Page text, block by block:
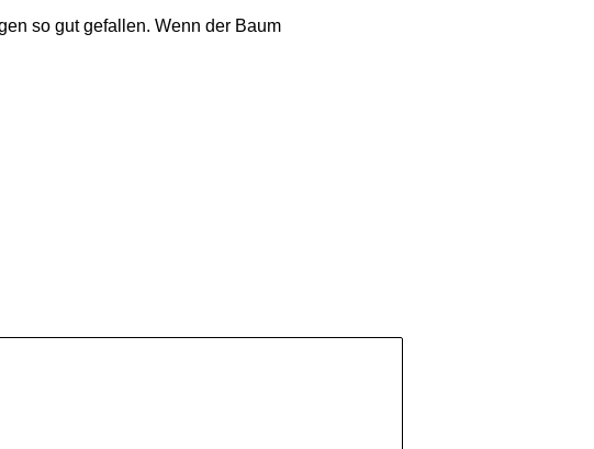
so gut gefallen. Wenn der Baum